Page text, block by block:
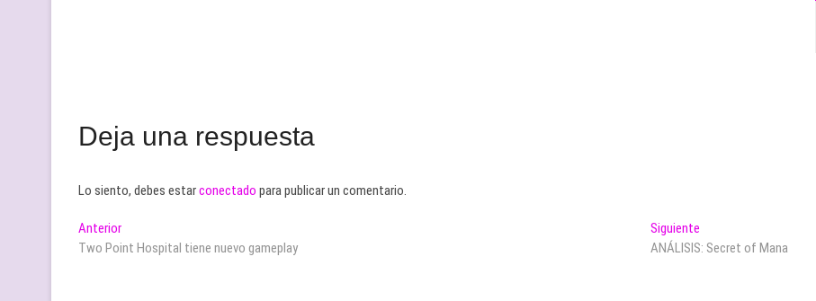
Deja una respuesta
Lo siento, debes estarconectado para publicar un comentario.
Navegación
de
AnteriorEntrada
anterior:
Two Point Hospital tiene nuevo gameplay
Siguiente
siguiente:
ANÁLISIS: Secret of Mana